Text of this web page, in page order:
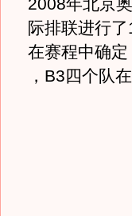
2008年北京
际排联进行
在赛程中确
，B3四个队